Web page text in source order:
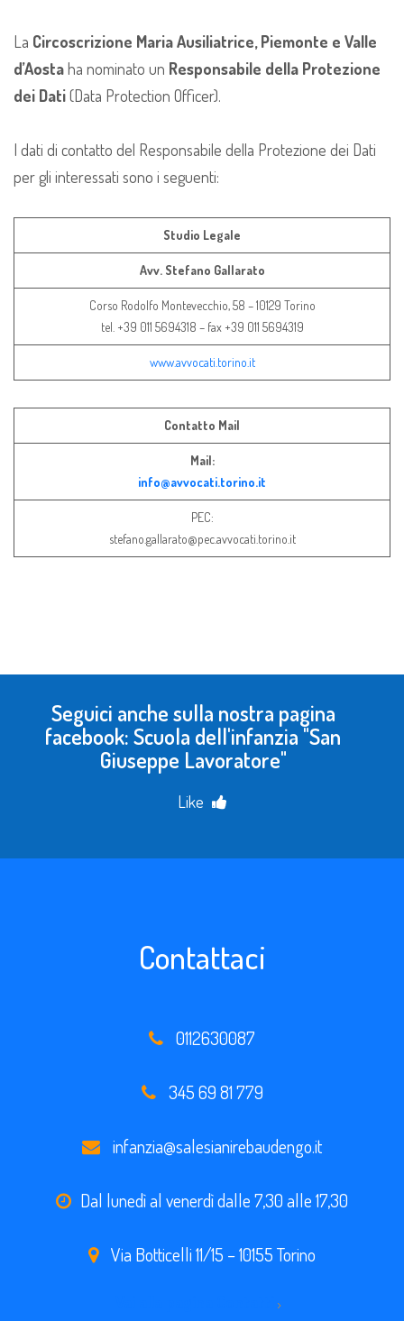
La Circoscrizione Maria Ausiliatrice, Piemonte e Valle
d’Aostaha nominato un Responsabile della Protezione
dei Dati(Data Protection Officer).
I dati di contatto del Responsabile della Protezione dei Dati
per gli interessati sono i seguenti:
Studio Legale
Avv. Stefano Gallarato
Corso Rodolfo Montevecchio, 58 – 10129 Torino
tel. +39 011 5694318 – fax +39 011 5694319
www.avvocati.torino.it
Contatto Mail
Mail:
info@avvocati.torino.it
PEC:
stefano.gallarato@pec.avvocati.torino.it
Seguici anche sulla nostra pagina
facebook: Scuola dell'infanzia "San
Giuseppe Lavoratore"
Like
Contattaci
0112630087
345 69 81 779
infanzia@salesianirebaudengo.it
Dal lunedì al venerdì dalle 7,30 alle 17,30
Via Botticelli 11/15 – 10155 Torino